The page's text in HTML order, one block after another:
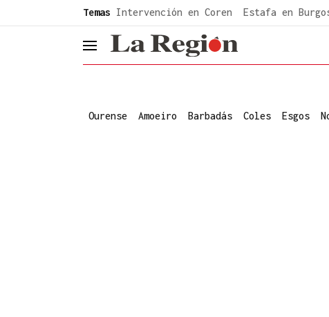
Temas Intervención en Coren Estafa en
header.menu.open
Ourense Amoeiro Barbadás Coles Esgos